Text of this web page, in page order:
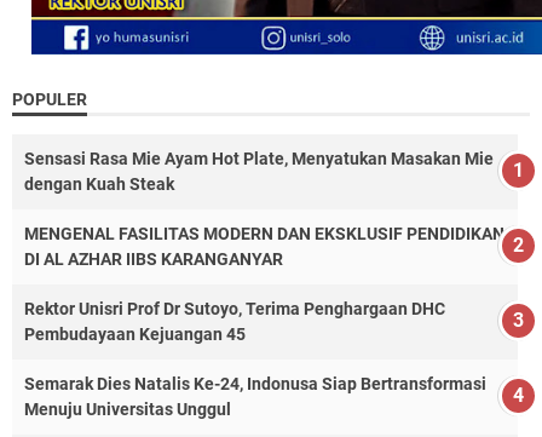
POPULER
Sensasi Rasa Mie Ayam Hot Plate, Menyatukan Masakan Mie
dengan Kuah Steak
MENGENAL FASILITAS MODERN DAN EKSKLUSIF PENDIDIKAN
DI AL AZHAR IIBS KARANGANYAR
Rektor Unisri Prof Dr Sutoyo, Terima Penghargaan DHC
Pembudayaan Kejuangan 45
Semarak Dies Natalis Ke-24, Indonusa Siap Bertransformasi
Menuju Universitas Unggul